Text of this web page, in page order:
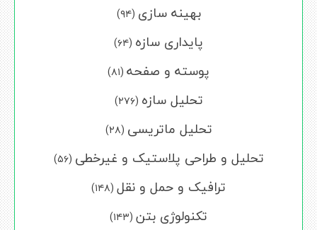
بهینه سازی (۹۴)
پایداری سازه (۶۴)
پوسته و صفحه (۸۱)
تحلیل سازه (۲۷۶)
تحلیل ماتریسی (۲۸)
تحلیل و طراحی پلاستیک و غیرخطی (۵۶)
ترافیک و حمل و نقل (۱۴۸)
تکنولوژی بتن (۱۴۳)